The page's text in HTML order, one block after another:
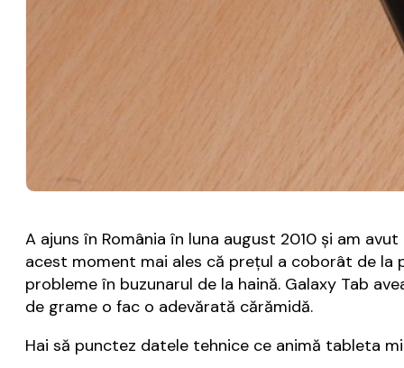
A ajuns în România în luna august 2010 și am
acest moment mai ales că prețul a coborât de la
probleme în buzunarul de la haină. Galaxy Tab
de grame o fac o adevărată cărămidă.
Hai să punctez datele tehnice ce animă tableta